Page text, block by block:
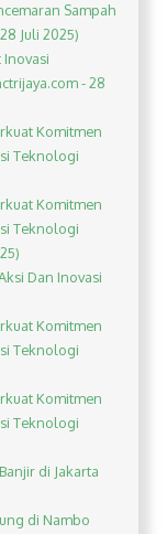
Sampah
Juli 2025)
Inovasi
- 28
Komitmen
Teknologi
Komitmen
Teknologi
Dan Inovasi
Komitmen
Teknologi
Komitmen
Teknologi
di Jakarta
di Nambo